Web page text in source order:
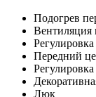
Подогрев
Вентиляция
Передний
Люк